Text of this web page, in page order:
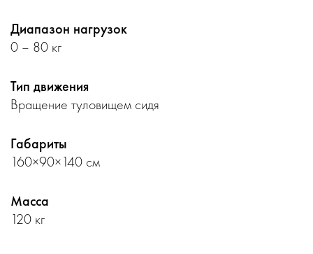
Диапазон нагрузок
0 – 80 кг
Тип движения
Вращение туловищем сидя
Габариты
160×90×140 см
Масса
120 кг